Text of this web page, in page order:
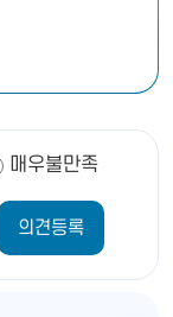
매우불만족